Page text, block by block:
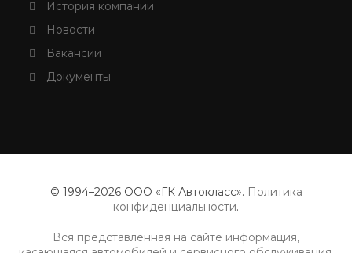
История компании
Новости
Вакансии
Документы
© 1994–2026 ООО «ГК Автокласс». Политика
конфиденциальности.
Вся представленная на сайте информация,